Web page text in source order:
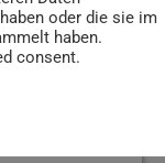
oder die sie im
haben.
consent.